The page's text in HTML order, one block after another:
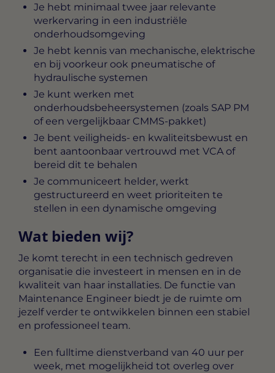
Je hebt minimaal twee jaar relevante
werkervaring in een industriële
onderhoudsomgeving
Je hebt kennis van mechanische, elektrische
en bij voorkeur ook pneumatische of
hydraulische systemen
Je kunt werken met
onderhoudsbeheersystemen (zoals SAP PM
of een vergelijkbaar CMMS-pakket)
Je bent veiligheids- en kwaliteitsbewust en
bent aantoonbaar vertrouwd met VCA of
bereid dit te behalen
Je communiceert helder, werkt
gestructureerd en weet prioriteiten te
stellen in een dynamische omgeving
Wat bieden wij?
Je komt terecht in een technisch gedreven
organisatie die investeert in mensen en in de
kwaliteit van haar installaties. De functie van
Maintenance Engineer biedt je de ruimte om
jezelf verder te ontwikkelen binnen een stabiel
en professioneel team.
Een fulltime dienstverband van 40 uur per
week, met mogelijkheid tot overleg over